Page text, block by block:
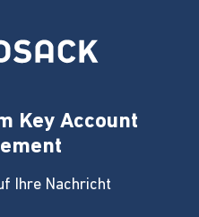
Key Account
Ihre Nachricht